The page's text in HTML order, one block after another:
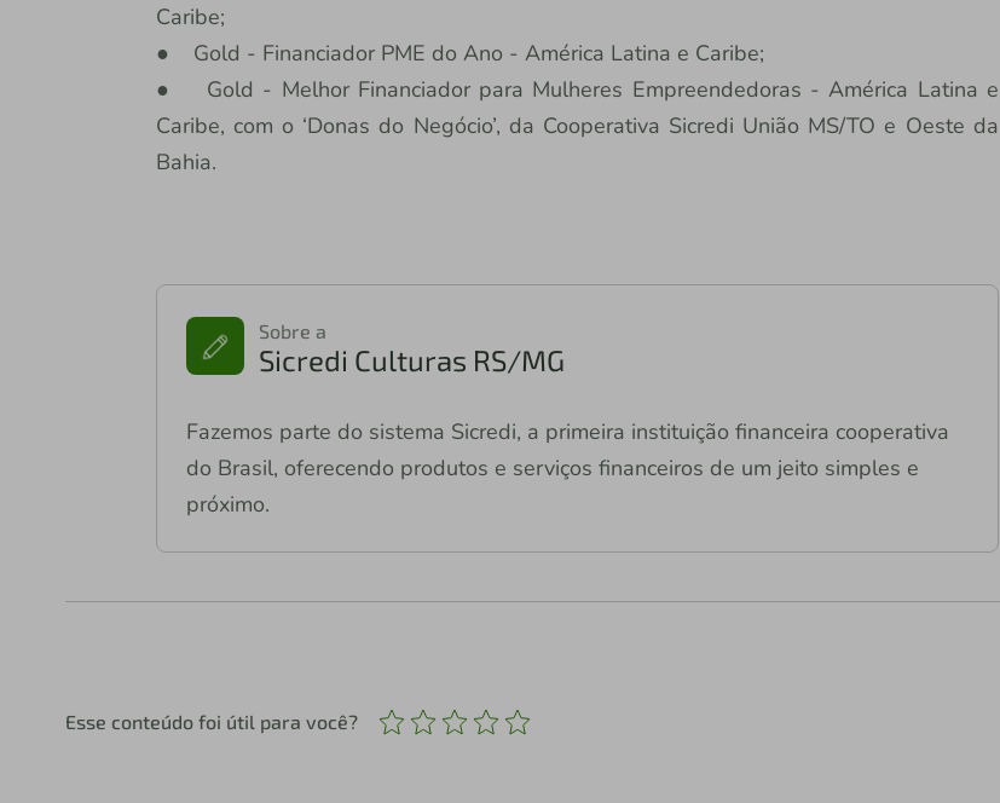
Caribe;
● Gold - Financiador PME do Ano - América Latina e Caribe;
● Gold - Melhor Financiador para Mulheres Empreendedoras - América Latina e
Caribe, com o ‘Donas do Negócio’, da Cooperativa Sicredi União MS/TO e Oeste da
Bahia.
Sobre a
Sicredi Culturas RS/MG
Fazemos parte do sistema Sicredi, a primeira instituição financeira cooperativa
do Brasil, oferecendo produtos e serviços financeiros de um jeito simples e
próximo.
Esse conteúdo foi útil para você?